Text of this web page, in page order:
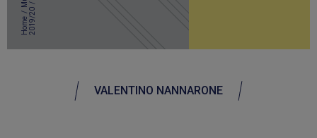
Home
/0
/
VALENTINO NANNARONE